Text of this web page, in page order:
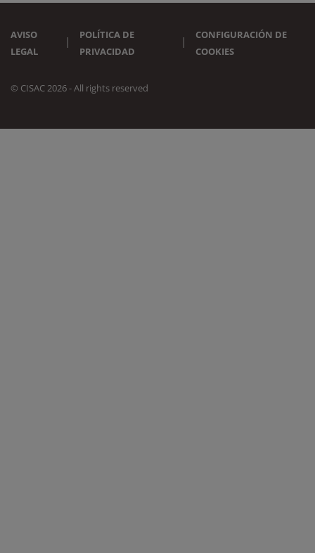
AVISO
LEGAL
POLÍTICA DE
PRIVACIDAD
CONFIGURACIÓN DE
COOKIES
© CISAC 2026 - All rights reserved